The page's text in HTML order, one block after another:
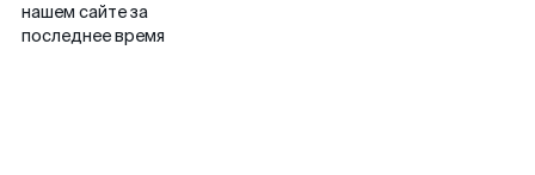
нашем сайте за
последнее время